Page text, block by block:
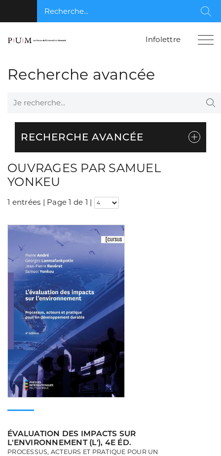
Recherche...
Infolettre
Recherche avancée
Je recherche...
RECHERCHE AVANCÉE
OUVRAGES PAR SAMUEL
YONKEU
1 entrées | Page 1 de 1 |
ÉVALUATION DES IMPACTS SUR
L'ENVIRONNEMENT (L'), 4E ÉD.
PROCESSUS, ACTEURS ET PRATIQUE POUR UN